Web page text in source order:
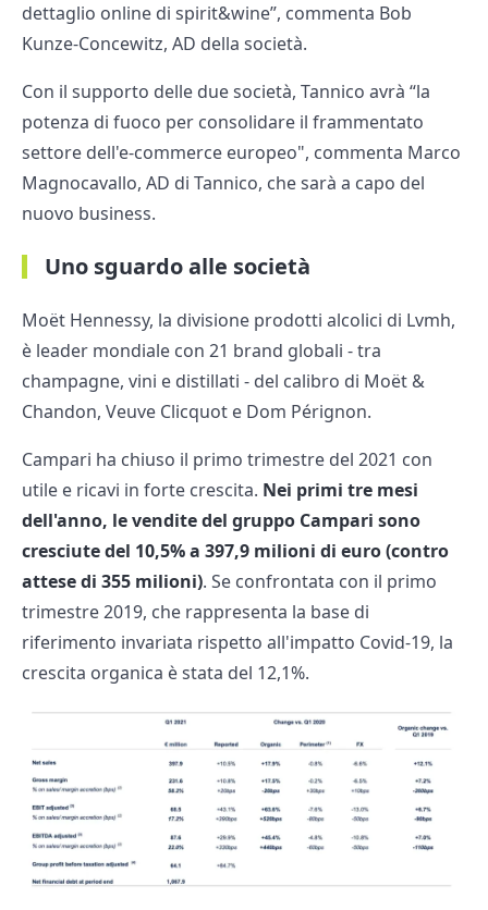
dettaglio online di spirit&wine”, commenta Bob
Kunze-Concewitz, AD della società.
Con il supporto delle due società, Tannico avrà “la
potenza di fuoco per consolidare il frammentato
settore dell'e-commerce europeo", commenta Marco
Magnocavallo, AD di Tannico, che sarà a capo del
nuovo business.
Uno sguardo alle società
Moët Hennessy, la divisione prodotti alcolici di Lvmh,
è leader mondiale con 21 brand globali - tra
champagne, vini e distillati - del calibro di Moët &
Chandon, Veuve Clicquot e Dom Pérignon.
Campari ha chiuso il primo trimestre del 2021 con
utile e ricavi in forte crescita. Nei primi tre mesi
dell'anno, le vendite del gruppo Campari sono
cresciute del 10,5% a 397,9 milioni di euro (contro
attese di 355 milioni). Se confrontata con il primo
trimestre 2019, che rappresenta la base di
riferimento invariata rispetto all'impatto Covid-19, la
crescita organica è stata del 12,1%.